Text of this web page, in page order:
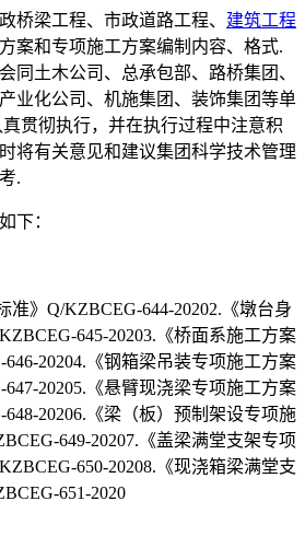
桥梁工程、市政道路工程、 建筑工程
案和专项施工方案编制内容、格式.
同土木公司、总承包部、路桥集团、
业化公司、机施集团、装饰集团等单
贯彻执行，并在执行过程中注意积
将有关意见和建议集团科学技术管理
.
下：
准》Q/KZBCEG-644-20202.《墩台身
645-20203.《桥面系施工方案
20204.《钢箱梁吊装专项施工方案
20205.《悬臂现浇梁专项施工方案
20206.《梁（板）预制架设专项施
649-20207.《盖梁满堂支架专项
650-20208.《现浇箱梁满堂支
651-2020